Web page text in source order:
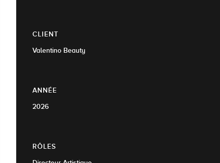
CLIENT
Valentino Beauty
ANNÉE
2026
RÔLES